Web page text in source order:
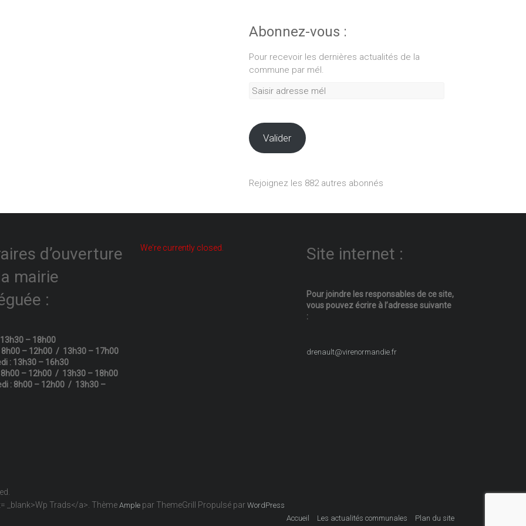
Abonnez-vous :
Pour recevoir les dernières actualités de la
commune par mél.
Saisir
Valider
Rejoignez les 882 autres abonnés
d’ouverture
mairie
:
13h30 – 18h00
8h00 – 12h00 / 13h30 – 17h00
: 13h30 – 16h30
8h00 – 12h00 / 13h30 – 18h00
: 8h00 – 12h00 / 13h30 –
We're currently closed. Site internet :
Pour joindre les responsables de ce site,
vous pouvez écrire à l’adresse suivante
:
drenault@virenormandie.fr
_blank>Wp Trads</a>. Thème Ample par ThemeGrill Propulsé par WordPress
Accueil
Les actualités communales Plan du site